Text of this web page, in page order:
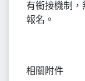
有銜接機制
報名。
相關附件